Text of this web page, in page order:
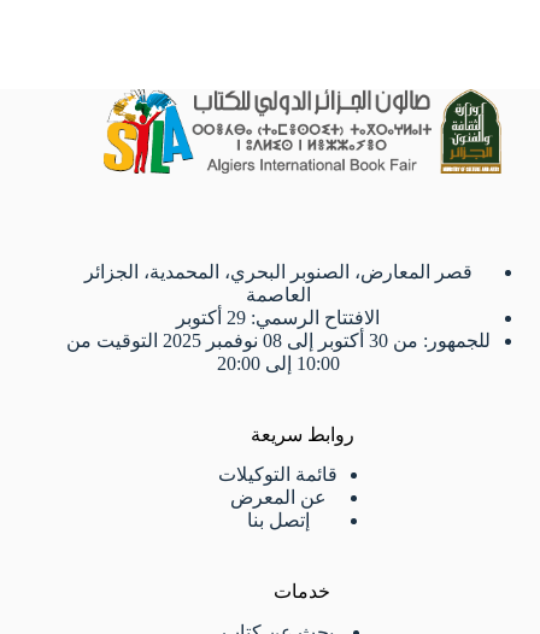
قصر المعارض، الصنوبر البحري، المحمدية، الجزائر
العاصمة
الافتتاح الرسمي: 29 أكتوبر
للجمهور: من 30 أكتوبر إلى 08 نوفمبر 2025 التوقيت من
10:00 إلى 20:00
روابط سريعة
قائمة التوكيلات
عن المعرض
إتصل بنا
خدمات